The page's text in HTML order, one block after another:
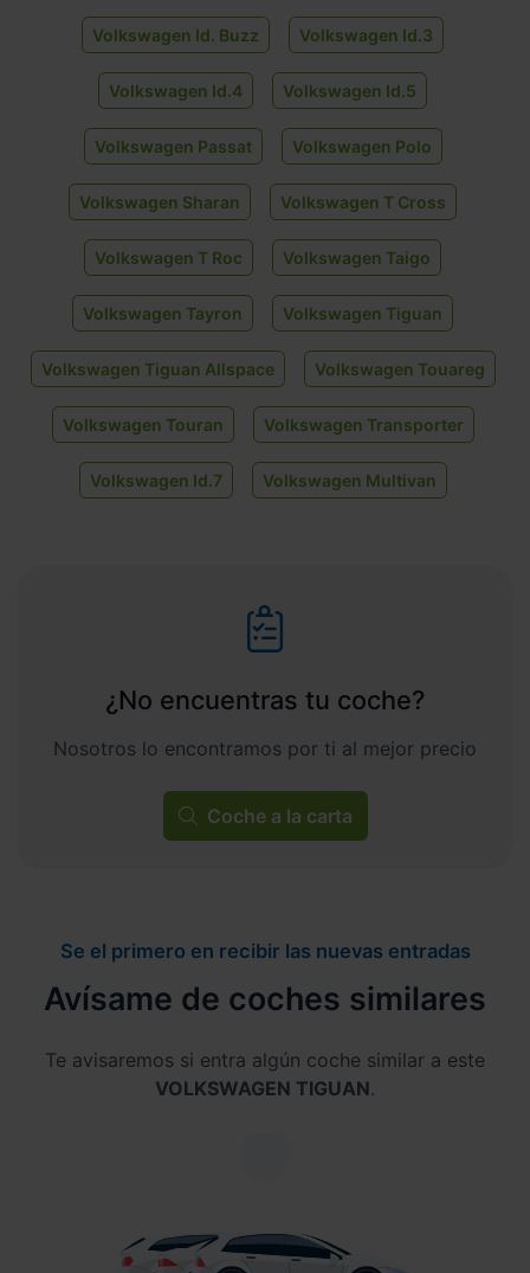
Volkswagen Id. Buzz Volkswagen Id.3
Volkswagen Id.4 Volkswagen Id.5
Volkswagen Passat Volkswagen Polo
Volkswagen Sharan Volkswagen T Cross
Volkswagen T Roc Volkswagen Taigo
Volkswagen Tayron Volkswagen Tiguan
Volkswagen Tiguan Allspace Volkswagen Touareg
Volkswagen Touran Volkswagen Transporter
Volkswagen Id.7 Volkswagen Multivan
¿No encuentras tu coche?
Nosotros lo encontramos por ti al mejor precio
Coche a la carta
Se el primero en recibir las nuevas entradas
Avísame de coches similares
Te avisaremos si entra algún coche similar a este
VOLKSWAGEN TIGUAN.